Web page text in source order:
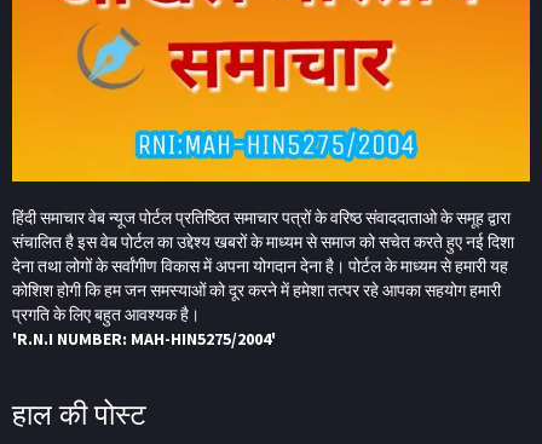
हिंदी समाचार वेब न्यूज पोर्टल प्रतिष्ठित समाचार पत्रों के वरिष्ठ संवाददाताओ के समूह द्वारा
संचालित है इस वेब पोर्टल का उद्देश्य खबरों के माध्यम से समाज को सचेत करते हुए नई दिशा
देना तथा लोगों के सर्वांगीण विकास में अपना योगदान देना है। पोर्टल के माध्यम से हमारी यह
कोशिश होगी कि हम जन समस्याओं को दूर करने में हमेशा तत्पर रहे आपका सहयोग हमारी
प्रगति के लिए बहुत आवश्यक है।
'R.N.I NUMBER: MAH-HIN5275/2004'
हाल की पोस्ट